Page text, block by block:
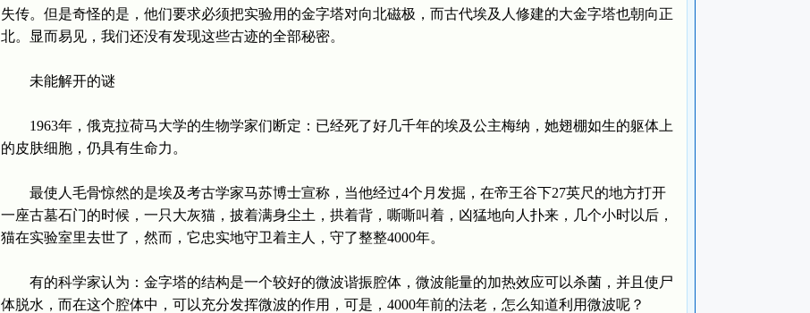
失传。但是奇怪的是，他们要求必须把实验用的金字塔对向北磁极，而古代埃及人修建的大金字塔也朝向正
北。显而易见，我们还没有发现这些古迹的全部秘密。
未能解开的谜
1963年，俄克拉荷马大学的生物学家们断定：已经死了好几千年的埃及公主梅纳，她翅棚如生的躯体上
的皮肤细胞，仍具有生命力。
最使人毛骨惊然的是埃及考古学家马苏博士宣称，当他经过4个月发掘，在帝王谷下27英尺的地方打开
一座古墓石门的时候，一只大灰猫，披着满身尘土，拱着背，嘶嘶叫着，凶猛地向人扑来，几个小时以后，
猫在实验室里去世了，然而，它忠实地守卫着主人，守了整整4000年。
有的科学家认为：金字塔的结构是一个较好的微波谐振腔体，微波能量的加热效应可以杀菌，并且使尸
体脱水，而在这个腔体中，可以充分发挥微波的作用，可是，4000年前的法老，怎么知道利用微波呢？